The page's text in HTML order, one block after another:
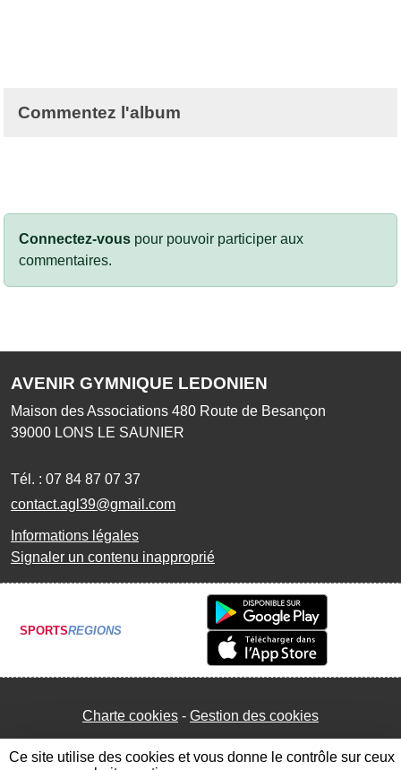
Commentez l'album
Connectez-vous pour pouvoir participer aux
commentaires.
AVENIR GYMNIQUE LEDONIEN
Maison des Associations 480 Route de Besançon
39000 LONS LE SAUNIER
Tél. : 07 84 87 07 37
contact.agl39@gmail.com
Informations légales
Signaler un contenu inapproprié
SPORTSREGIONS
Charte cookies Gestion des cookies
Ce site utilise des cookies et vous donne le contrôle sur ceux